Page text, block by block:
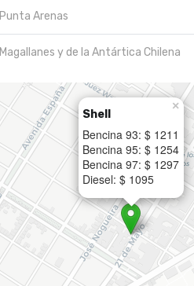
Punta Arenas
Magallanes y de la Antártica Chilena
Shell
Bencina 93: $ 1211
Bencina 95: $ 1254
Bencina 97: $ 1297
Diesel: $ 1095
×